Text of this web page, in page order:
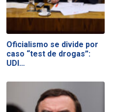
Oficialismo se divide por
caso “test de drogas”:
UDI…